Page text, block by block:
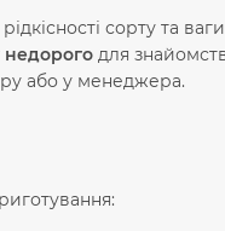
сорту та
недорого для
або у менеджера.